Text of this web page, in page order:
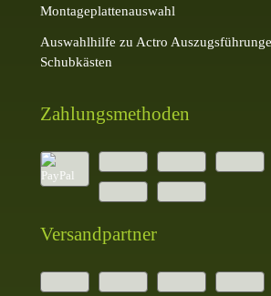
Montageplattenauswahl
Auswahlhilfe zu Actro
Schubkästen
Zahlungsmethoden
Versandpartner